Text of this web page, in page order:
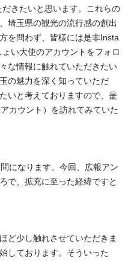
きたいと思います。これらの
埼玉県の観光の流行感の創出
を問わず、皆様には是非Insta
い大使のアカウントをフォロ
な情報に触れていただきたい
の魅力を深く知っていただ
いと考えておりますので、是
カウント）を訪れてみていた
になります。今回、広報アン
で、拡充に至った経緯ですと
ど少し触れさせていただきま
しております。そういった